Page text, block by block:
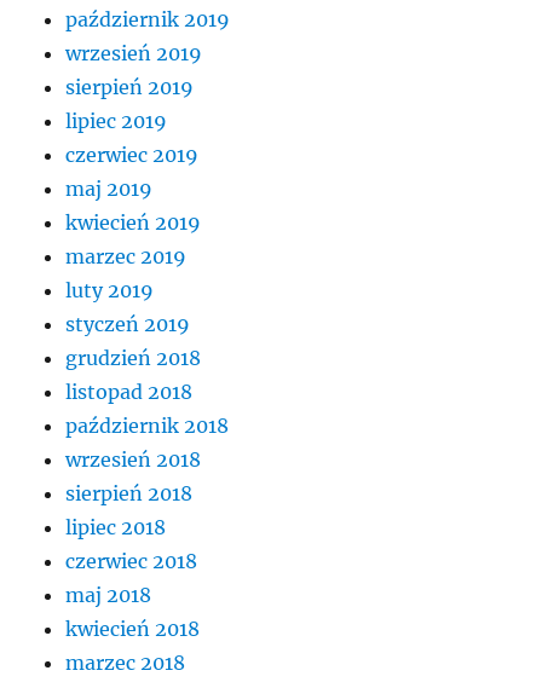
październik 2019
wrzesień 2019
sierpień 2019
lipiec 2019
czerwiec 2019
maj 2019
kwiecień 2019
marzec 2019
luty 2019
styczeń 2019
grudzień 2018
listopad 2018
październik 2018
wrzesień 2018
sierpień 2018
lipiec 2018
czerwiec 2018
maj 2018
kwiecień 2018
marzec 2018